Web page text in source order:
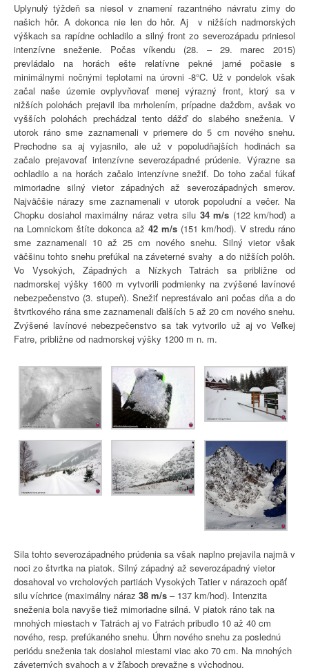
Uplynulý týždeň sa niesol v znamení razantného návratu zimy do
našich hôr. A dokonca nie len do hôr. Aj v nižších nadmorských
výškach sa rapídne ochladilo a silný front zo severozápadu priniesol
intenzívne sneženie. Počas víkendu (28. – 29. marec 2015)
prevládalo na horách ešte relatívne pekné jarné počasie s
minimálnymi nočnými teplotami na úrovni -8°C. Už v pondelok však
začal naše územie ovplyvňovať menej výrazný front, ktorý sa v
nižších polohách prejavil iba mrholením, prípadne dažďom, avšak vo
vyšších polohách prechádzal tento dážď do slabého sneženia. V
utorok ráno sme zaznamenali v priemere do 5 cm nového snehu.
Prechodne sa aj vyjasnilo, ale už v popoludňajších hodinách sa
začalo prejavovať intenzívne severozápadné prúdenie. Výrazne sa
ochladilo a na horách začalo intenzívne snežiť. Do toho začal fúkať
mimoriadne silný vietor západných až severozápadných smerov.
Najväčšie nárazy sme zaznamenali v utorok popoludní a večer. Na
Chopku dosiahol maximálny náraz vetra silu 34 m/s (122 km/hod) a
na Lomnickom štíte dokonca až 42 m/s (151 km/hod). V stredu ráno
sme zaznamenali 10 až 25 cm nového snehu. Silný vietor však
väčšinu tohto snehu prefúkal na záveterné svahy a do nižších polôh.
Vo Vysokých, Západných a Nízkych Tatrách sa približne od
nadmorskej výšky 1600 m vytvorili podmienky na zvýšené lavínové
nebezpečenstvo (3. stupeň). Snežiť neprestávalo ani počas dňa a do
štvrtkového rána sme zaznamenali ďalších 5 až 20 cm nového snehu.
Zvýšené lavínové nebezpečenstvo sa tak vytvorilo už aj vo Veľkej
Fatre, približne od nadmorskej výšky 1200 m n. m.
Sila tohto severozápadného prúdenia sa však naplno prejavila najmä v
noci zo štvrtka na piatok. Silný západný až severozápadný vietor
dosahoval vo vrcholových partiách Vysokých Tatier v nárazoch opäť
silu víchrice (maximálny náraz 38 m/s – 137 km/hod). Intenzita
sneženia bola navyše tiež mimoriadne silná. V piatok ráno tak na
mnohých miestach v Tatrách aj vo Fatrách pribudlo 10 až 40 cm
nového, resp. prefúkaného snehu. Úhrn nového snehu za poslednú
periódu sneženia tak dosiahol miestami viac ako 70 cm. Na mnohých
záveterných svahoch a v žľaboch prevažne s východnou,